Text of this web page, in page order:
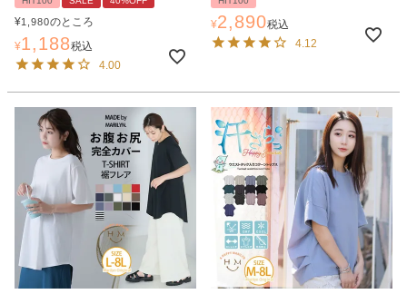
¥1,980のところ
¥1,188税込
4.00
¥2,890税込
4.12